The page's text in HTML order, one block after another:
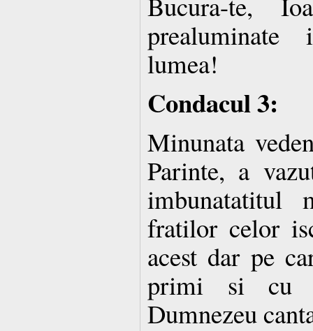
prealuminate
lumea!
Condacul 3:
Minunata
Parinte, a
imbunatatitul
fratilor celor
acest dar pe
primi si cu
Dumnezeu